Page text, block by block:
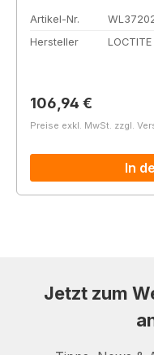
Artikel-Nr.
Hersteller
LOCTITE
Regulärer Preis:
106,94 €
Preise exkl. MwSt. zzgl.
In
Jetzt zum